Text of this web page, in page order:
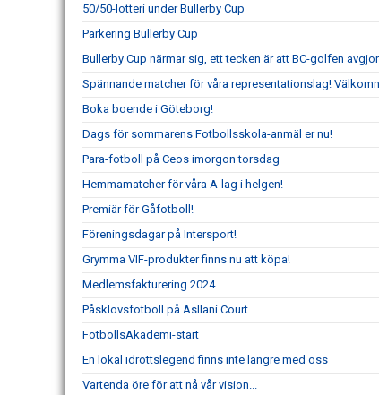
50/50-lotteri under Bullerby Cup
Parkering Bullerby Cup
Bullerby Cup närmar sig, ett tecken är att BC-golfen
Spännande matcher för våra representationslag!
Boka boende i Göteborg!
Dags för sommarens Fotbollsskola-anmäl er nu!
Para-fotboll på Ceos imorgon torsdag
Hemmamatcher för våra A-lag i helgen!
Premiär för Gåfotboll!
Föreningsdagar på Intersport!
Grymma VIF-produkter finns nu att köpa!
Medlemsfakturering 2024
Påsklovsfotboll på Asllani Court
FotbollsAkademi-start
En lokal idrottslegend finns inte längre med oss
Vartenda öre för att nå vår vision...